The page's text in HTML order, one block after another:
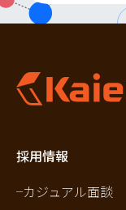
採用情報
カジュアル面談